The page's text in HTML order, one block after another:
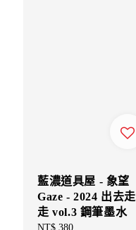
藍濃道具屋 - 象望
Gaze - 2024 出去走
走 vol.3 鋼筆墨水
Regular
NT$ 380